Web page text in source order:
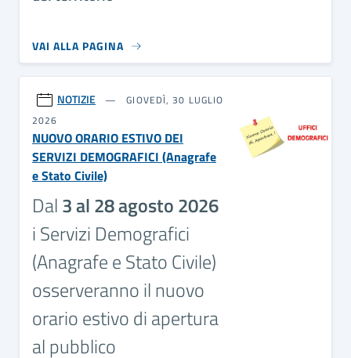
VAI ALLA PAGINA
NOTIZIE
GIOVEDÌ, 30 LUGLIO
2026
NUOVO ORARIO ESTIVO DEI
SERVIZI DEMOGRAFICI (Anagrafe
e Stato Civile)
Dal3 al 28 agosto 2026
i Servizi Demografici
(Anagrafe e Stato Civile)
osserveranno il nuovo
orario estivo di apertura
al pubblico